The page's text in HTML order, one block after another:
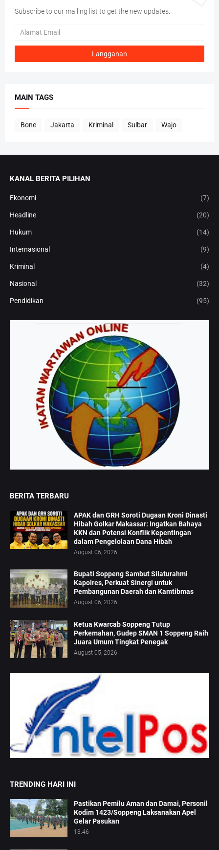
Subscribe to our mailing list to get the new updates.
MAIN TAGS
Bone Jakarta Kriminal Sulbar Wajo
KANAL BERITA PILIHAN
Ekonomi (7)
Headline (20)
Hukum (14)
Internasional (9)
Kriminal (4)
Nasional (32)
Pendidikan (95)
BERITA TERBARU
APAK dan GRH Soroti Dugaan Kroni Dinasti
Hibah Golkar Makassar: Ingatkan Bahaya
KKN dan Potensi Konflik Kepentingan
dalam Pengelolaan Dana Hibah
August 06, 2026
Bupati Soppeng Sambut Silaturahmi
Kapolres, Perkuat Sinergi untuk
Pembangunan Daerah dan Kamtibmas
August 06, 2026
Ketua Kwarcab Soppeng Tutup
Perkemahan, Gudep SMAN 1 Soppeng Raih
Juara Umum Tingkat Penegak
August 05, 2026
TRENDING HARI INI
Pastikan Pemilu Aman dan Damai, Personil
Kodim 1423/Soppeng Laksanakan Apel
Gelar Pasukan
13.46